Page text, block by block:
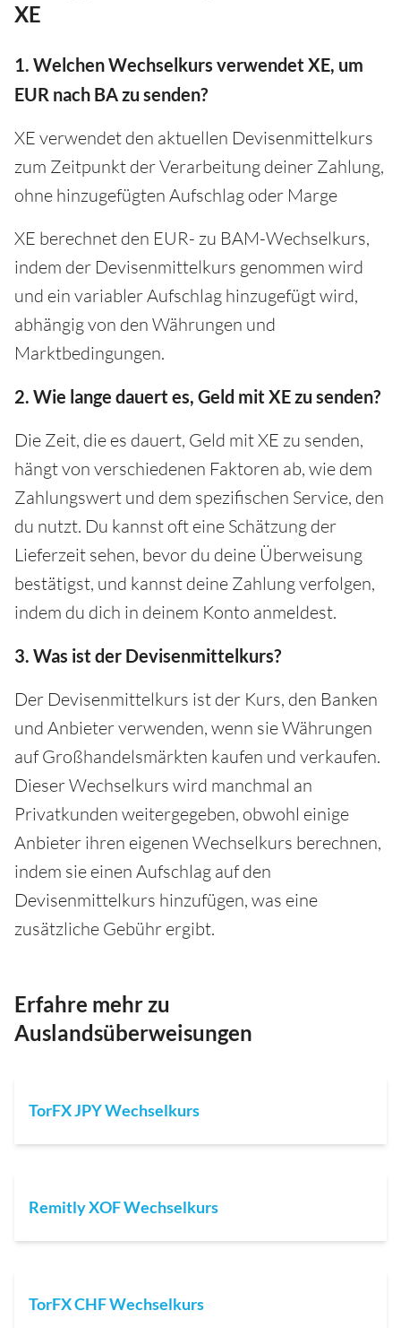
XE
1. Welchen Wechselkurs verwendet XE, um
EUR nach BA zu senden?
XE verwendet den aktuellen Devisenmittelkurs
zum Zeitpunkt der Verarbeitung deiner Zahlung,
ohne hinzugefügten Aufschlag oder Marge
XE berechnet den EUR- zu BAM-Wechselkurs,
indem der Devisenmittelkurs genommen wird
und ein variabler Aufschlag hinzugefügt wird,
abhängig von den Währungen und
Marktbedingungen.
2. Wie lange dauert es, Geld mit XE zu senden?
Die Zeit, die es dauert, Geld mit XE zu senden,
hängt von verschiedenen Faktoren ab, wie dem
Zahlungswert und dem spezifischen Service, den
du nutzt. Du kannst oft eine Schätzung der
Lieferzeit sehen, bevor du deine Überweisung
bestätigst, und kannst deine Zahlung verfolgen,
indem du dich in deinem Konto anmeldest.
3. Was ist der Devisenmittelkurs?
Der Devisenmittelkurs ist der Kurs, den Banken
und Anbieter verwenden, wenn sie Währungen
auf Großhandelsmärkten kaufen und verkaufen.
Dieser Wechselkurs wird manchmal an
Privatkunden weitergegeben, obwohl einige
Anbieter ihren eigenen Wechselkurs berechnen,
indem sie einen Aufschlag auf den
Devisenmittelkurs hinzufügen, was eine
zusätzliche Gebühr ergibt.
Erfahre mehr zu
Auslandsüberweisungen
TorFX JPY Wechselkurs
Remitly XOF Wechselkurs
TorFX CHF Wechselkurs